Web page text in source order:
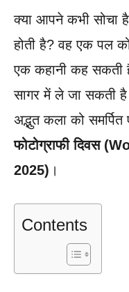
क्या आपने कभी सोचा
होती है? वह एक पल
एक कहानी कह
सागर में ले जा सकती
अद्भुत कला को
फोटोग्राफी दिवस
2025) ।
Contents